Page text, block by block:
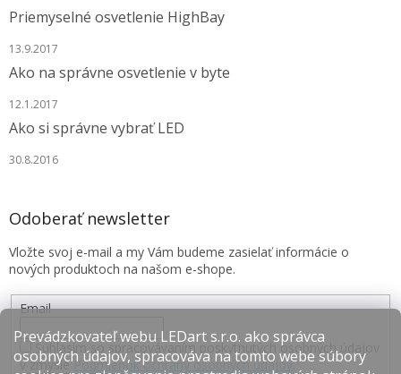
Prevádzkovateľ webu LEDart s.r.o. ako správca
osobných údajov, spracováva na tomto webe súbory
Priemyselné osvetlenie HighBay
13.9.2017
Ako na správne osvetlenie v byte
12.1.2017
Ako si správne vybrať LED
30.8.2016
Odoberať newsletter
Vložte svoj e-mail a my Vám budeme zasielať informácie o
nových produktoch na našom e-shope.
Email
Súhlasím so spracovávaním poskytnutých osobných údajov
v zmysle Podmienok ochrany osobných údajov.